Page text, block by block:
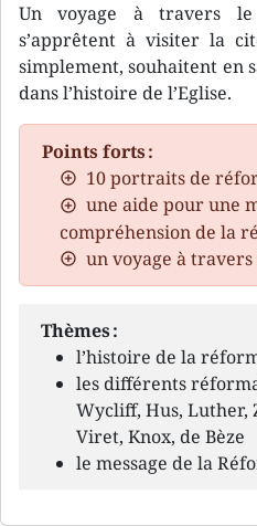
Un voyage à travers
s’apprêtent à visiter la
simplement, souhaitent en
dans l’histoire de l’Eglise.
Points forts :
10 portraits de
une aide pour une
compréhension de la
un voyage à
Thèmes :
l’histoire de la
les différents
Wycliff, Hus, Luther,
Viret, Knox, de Bèze
le message de la